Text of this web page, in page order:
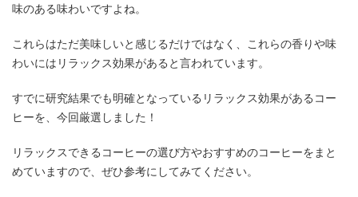
味のある味わいですよね。
これらはただ美味しいと感じるだけではなく、これらの香りや味
わいにはリラックス効果があると言われています。
すでに研究結果でも明確となっているリラックス効果があるコー
ヒーを、今回厳選しました！
リラックスできるコーヒーの選び方やおすすめのコーヒーをまと
めていますので、ぜひ参考にしてみてください。